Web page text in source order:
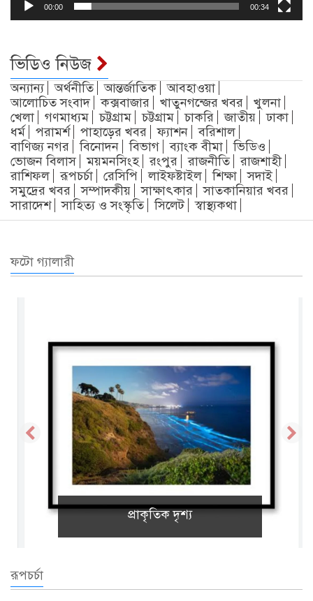
00:00 00:34
ভিডিও নিউজ
অন্যান্য অর্থনীতি আন্তর্জাতিক
আবহাওয়া
আলোচিত সংবাদ
কক্সবাজার খাতুনগন্জের খবর
খুলনা
খেলা
গণমাধ্যম চট্টগ্রাম চট্টগ্রাম চাকরি জাতীয়
ঢাকা
ধর্ম
পরামর্শ পাহাড়ের খবর ফ্যাশন
বরিশাল
বাণিজ্য নগর
বিনোদন বিভাগ ব্যাংক বীমা
ভিডিও
ভোজন বিলাস
ময়মনসিংহ রংপুর রাজনীতি
রাজশাহী
রাশিফল
রূপচর্চা রেসিপি লাইফষ্টাইল শিক্ষা
সদাই
সমুদ্রের খবর
সম্পাদকীয় সাক্ষাৎকার
সাতকানিয়ার খবর
সারাদেশ
সাহিত্য ও সংস্কৃতি সিলেট স্বাস্থ্যকথা
ফটো গ্যালারী
প্রাকৃতিক দৃশ্য
রূপচর্চা